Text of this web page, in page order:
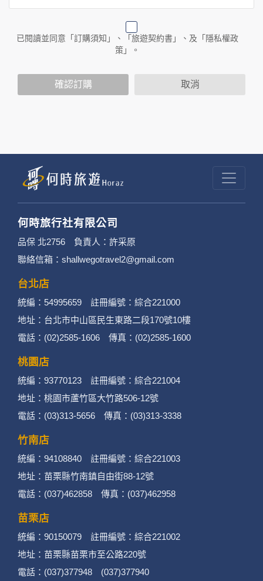
份識別資料。
以外的公司 or 網站群，與非何時旅行社有限公
提供的個人資訊，這些廣告廠商或連結網站有其
個別的隱私權保護政策，其資料處理措施不適用
3. 您個人在何時旅行社有限公司旗下網站上的聊
天室或討論區中任意公開個人資料的行為，在非
經加密的保護下，不適用於何時旅行社有限公司
隱私權保護政策。
二、個資蒐集處理利用
2. 蒐集目的：提供本公司相關服務、行銷、客戶
管理、會員管理及其他與第三人合作之行銷推廣
活動。
3. 個人資料類別：
辨識個人者(包含但不限於中英文姓名、地
號、社群．媒體帳號、網路平台申請之帳
號及其他任何可辨識資料本人者等)。
辨識財務者(包含但不限於金融機構帳戶之
已閱讀並同意「訂購須知」、「旅遊契約書」、及「隱私權政
策」。
確認訂購 取消
何時旅行社有限公司
品保 北2756 負責人：許采原
聯絡信箱：shallwegotravel2@gmail.com
台北店
統編：54995659 註冊編號：綜合221000
地址：台北市中山區民生東路二段170號10樓
電話：(02)2585-1606 傳真：(02)2585-1600
桃園店
統編：93770123 註冊編號：綜合221004
地址：桃園市蘆竹區大竹路506-12號
電話：(03)313-5656 傳真：(03)313-3338
竹南店
統編：94108840 註冊編號：綜合221003
地址：苗栗縣竹南鎮自由街88-12號
電話：(037)462858 傳真：(037)462958
苗栗店
統編：90150079 註冊編號：綜合221002
地址：苗栗縣苗栗市至公路220號
電話：(037)377948 (037)377940